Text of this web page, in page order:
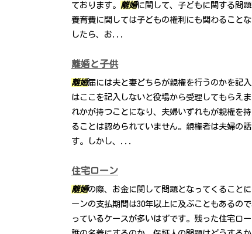
ております。 離婚に関して、子どもに関する問
養育費に関しては子どもの権利にも関わること
したら、お...
離婚と子供
離婚届には夫と妻どちらが親権を行うのかを記
はここを記入しないと役場から受理してもらえ
れかが持つことになり、夫婦いずれもが親権を
ることは認められていません。親権者は夫婦の
す。しかし、...
住宅ローン
離婚の際、お金に関して問題となってくること
ーンの支払期間は30年以上に及ぶこともあるので
っているケースが多いはずです。残った住宅ロ